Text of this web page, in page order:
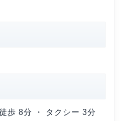
歩 8分 ・ タクシー 3分